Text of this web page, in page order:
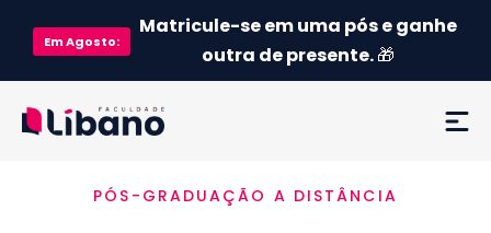
EmAgosto:
Matricule-se em uma pós e ganhe
outra de presente.🎁
EmentaPÓS-GRADUAÇÃO A DISTÂNCIA